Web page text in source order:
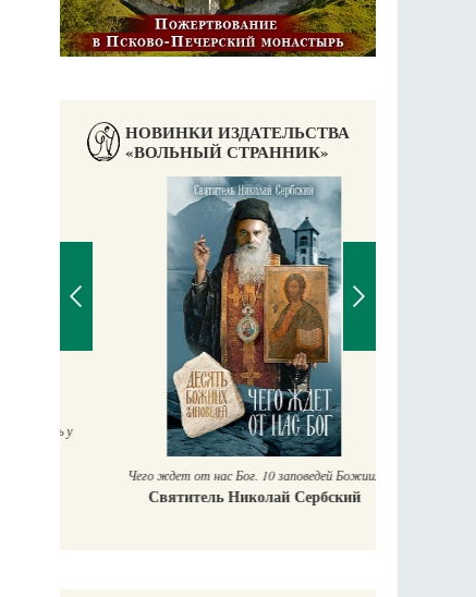
НОВИНКИ ИЗДАТЕЛЬСТВА
«ВОЛЬНЫЙ СТРАННИК»
у
Чего ждет от нас Бог. 10 заповедей Божиих
Святитель Николай Сербский